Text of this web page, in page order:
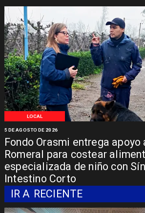
LOCAL
Fondo Orasmi entrega
Romeral para costear
especializada de niño con
Intestino Corto
5 DE AGOSTO DE 2026
IR A RECIENTE